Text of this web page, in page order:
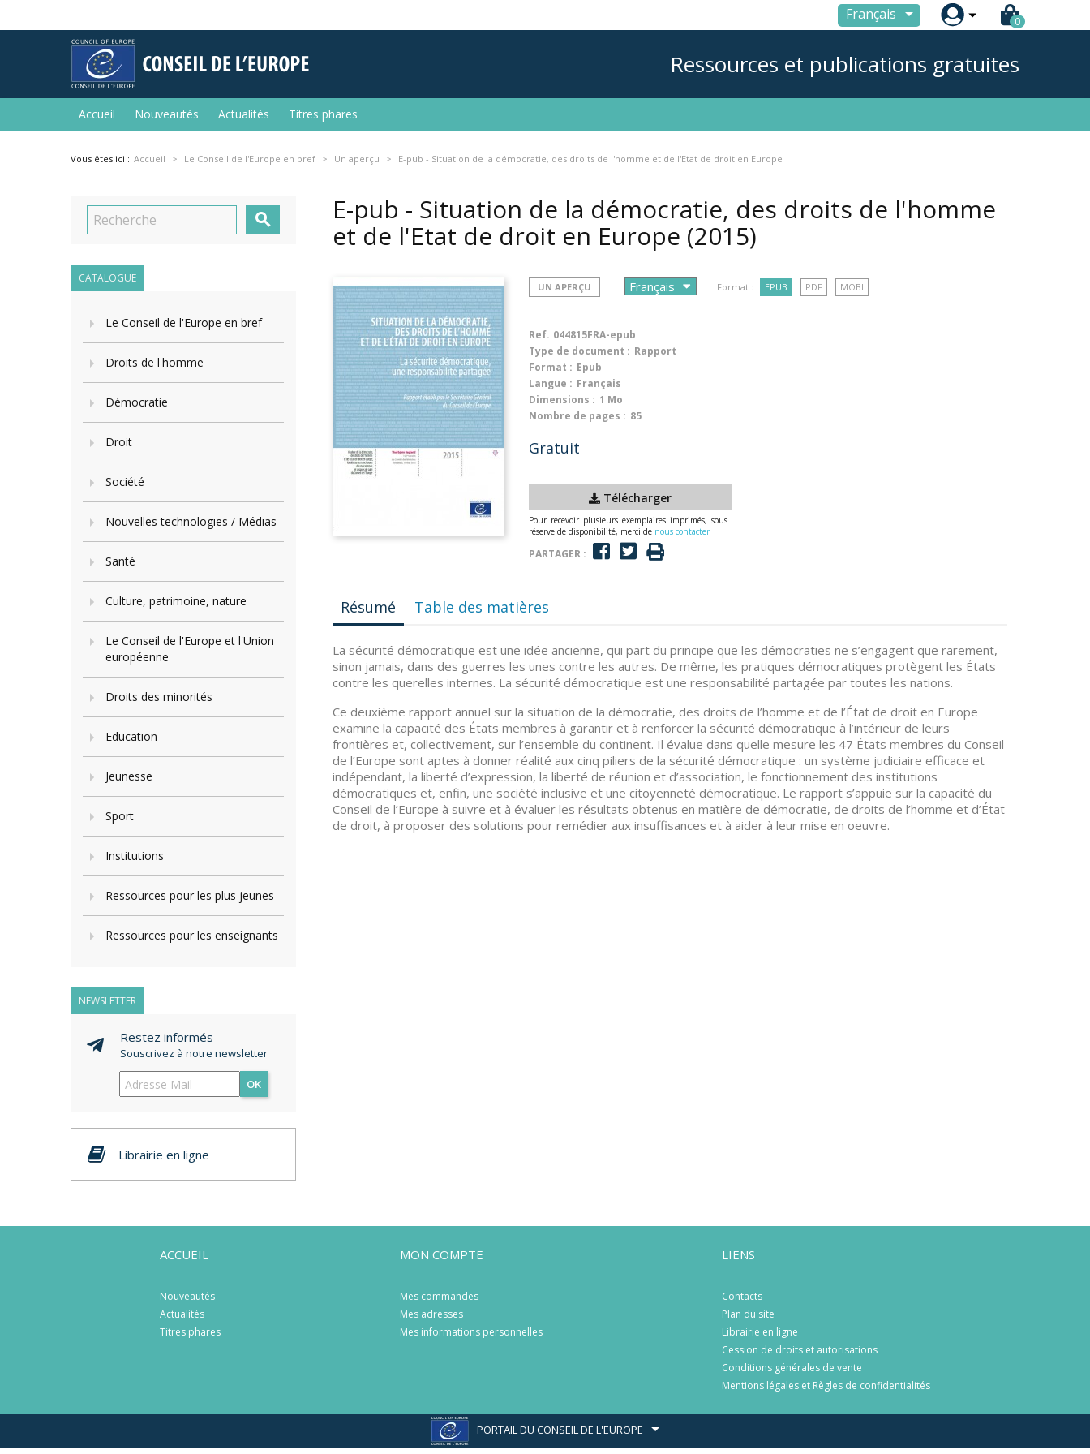
Français  0
Ressources et publications gratuites
Accueil Nouveautés Actualités Titres phares
Vous êtes ici : Accueil Le Conseil de l'Europe en bref Un aperçu E-pub - Situation de la démocratie, des droits de l'homme et de l'Etat de droit en Europe

CATALOGUE
Le Conseil de l'Europe en bref
Droits de l'homme
Démocratie
Droit
Société
Nouvelles technologies / Médias
Santé
Culture, patrimoine, nature
Le Conseil de l'Europe et l'Union
européenne
Droits des minorités
Education
Jeunesse
Sport
Institutions
Ressources pour les plus jeunes
Ressources pour les enseignants
NEWSLETTER
Restez informés
Souscrivez à notre newsletter
OK
Librairie en ligne
E-pub - Situation de la démocratie, des droits de l'homme
et de l'Etat de droit en Europe (2015)
UN APERÇU Format : EPUB PDF MOBI
Ref. 044815FRA-epub
Type de document : Rapport
Format : Epub
Langue : Français
Dimensions : 1 Mo
Nombre de pages : 85
Gratuit
Télécharger
Pour recevoir plusieurs exemplaires imprimés, sous
réserve de disponibilité, merci de nous contacter
PARTAGER :
Résumé Table des matières
La sécurité démocratique est une idée ancienne, qui part du principe que les démocraties ne s’engagent que rarement,
sinon jamais, dans des guerres les unes contre les autres. De même, les pratiques démocratiques protègent les États
contre les querelles internes. La sécurité démocratique est une responsabilité partagée par toutes les nations.
Ce deuxième rapport annuel sur la situation de la démocratie, des droits de l’homme et de l’État de droit en Europe
examine la capacité des États membres à garantir et à renforcer la sécurité démocratique à l’intérieur de leurs
frontières et, collectivement, sur l’ensemble du continent. Il évalue dans quelle mesure les 47 États membres du Conseil
de l’Europe sont aptes à donner réalité aux cinq piliers de la sécurité démocratique : un système judiciaire efficace et
indépendant, la liberté d’expression, la liberté de réunion et d’association, le fonctionnement des institutions
démocratiques et, enfin, une société inclusive et une citoyenneté démocratique. Le rapport s’appuie sur la capacité du
Conseil de l’Europe à suivre et à évaluer les résultats obtenus en matière de démocratie, de droits de l’homme et d’État
de droit, à proposer des solutions pour remédier aux insuffisances et à aider à leur mise en oeuvre.
ACCUEIL
Nouveautés
Actualités
Titres phares
MON COMPTE
Mes commandes
Mes adresses
Mes informations personnelles
LIENS
Contacts
Plan du site
Librairie en ligne
Cession de droits et autorisations
Conditions générales de vente
Mentions légales et Règles de confidentialités
PORTAIL DU CONSEIL DE L'EUROPE